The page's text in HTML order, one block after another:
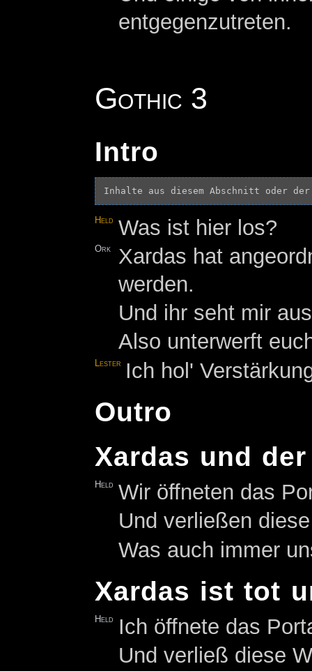
entgegenzutreten.
Gothic 3
Intro
Inhalte aus diesem Abschnitt oder
Held Was ist hier los?
Ork
Xardas hat
werden.
Und ihr seht mir
Also unterwerft
Lester Ich hol'
Outro
Xardas und
Held Wir öffneten das
Und verließen
Was auch immer
Xardas ist tot
Held
Ich öffnete das
Und verließ diese